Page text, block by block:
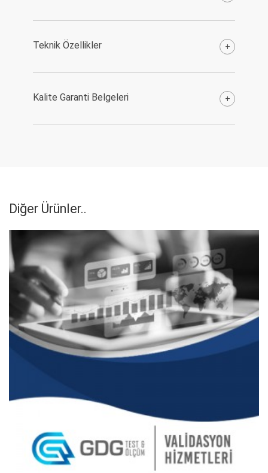
Teknik Özellikler +
Kalite Garanti Belgeleri +
Diğer Ürünler..